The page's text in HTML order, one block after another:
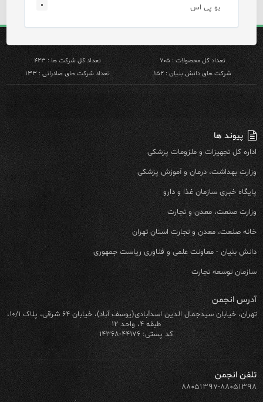
یو پی اس ۰
تعداد کل محصولات : ۷۰۵
تعداد کل شرکت ها : ۴۲۳
شرکت های دانش بنیان : ۱۵۲
تعداد شرکت های صادراتی : ۱۳۳
پیوند ها
اداره کل تجهیزات و ملزومات پزشکی
وزارت بهداشت، درمان و آموزش پزشکی
پایگاه خبری سازمان غذا و دارو
وزارت صنعت، معدن و تجارت
خانه صنعت، معدن و تجارت استان تهران
دانش بنیان - معاونت علمی و فناوری ریاست جمهوری
سازمان توسعه تجارت
آدرس انجمن
تهران، خیابان سیدجمال الدین اسدآبادی(یوسف آباد)، خیابان ۶۴ شرقی، پلاک ۱۰/۱،
طبقه ۴، واحد ۱۲
کد پستی: ۴۴۱۷۶-۱۴۳۶۸
تلفن انجمن
۸۸۰۵۱۳۹۷-۸۸۰۵۱۳۹۸